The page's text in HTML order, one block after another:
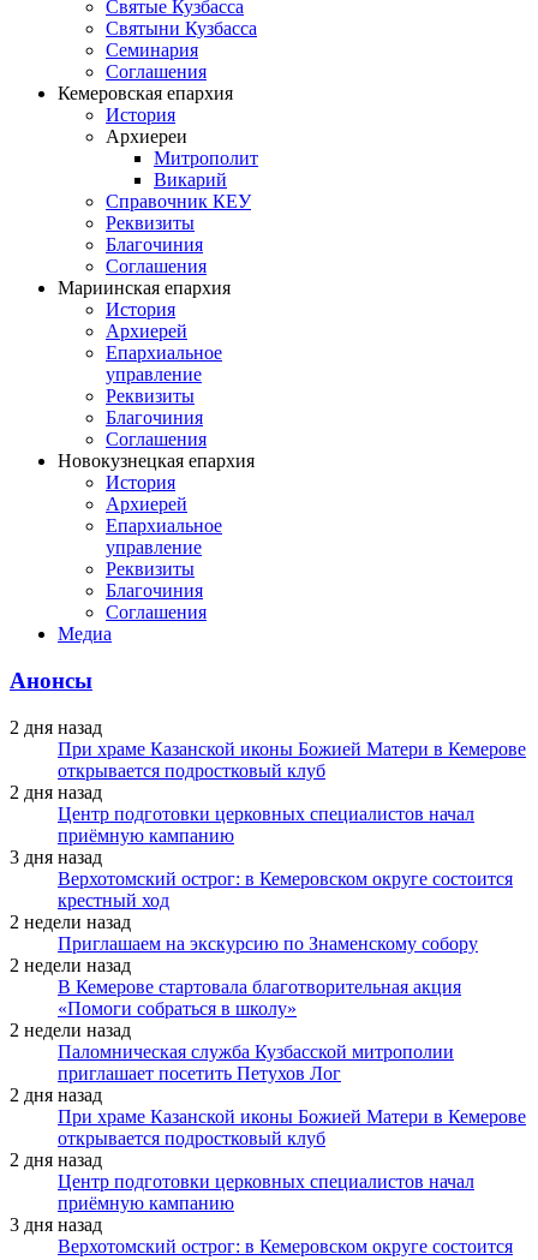
Святые Кузбасса
Святыни Кузбасса
Семинария
Соглашения
Кемеровская епархия
История
Архиереи
Митрополит
Викарий
Справочник КЕУ
Реквизиты
Благочиния
Соглашения
Мариинская епархия
История
Архиерей
Епархиальное
управление
Реквизиты
Благочиния
Соглашения
Новокузнецкая епархия
История
Архиерей
Епархиальное
управление
Реквизиты
Благочиния
Соглашения
Медиа
Анонсы
2 дня назад
При храме Казанской иконы Божией Матери в Кемерове
открывается подростковый клуб
2 дня назад
Центр подготовки церковных специалистов начал
приёмную кампанию
3 дня назад
Верхотомский острог: в Кемеровском округе состоится
крестный ход
2 недели назад
Приглашаем на экскурсию по Знаменскому собору
2 недели назад
В Кемерове стартовала благотворительная акция
«Помоги собраться в школу»
2 недели назад
Паломническая служба Кузбасской митрополии
приглашает посетить Петухов Лог
2 дня назад
При храме Казанской иконы Божией Матери в Кемерове
открывается подростковый клуб
2 дня назад
Центр подготовки церковных специалистов начал
приёмную кампанию
3 дня назад
Верхотомский острог: в Кемеровском округе состоится